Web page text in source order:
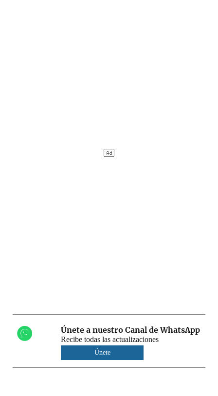
Únete a nuestro Canal de WhatsApp
Recibe todas las actualizaciones
Únete